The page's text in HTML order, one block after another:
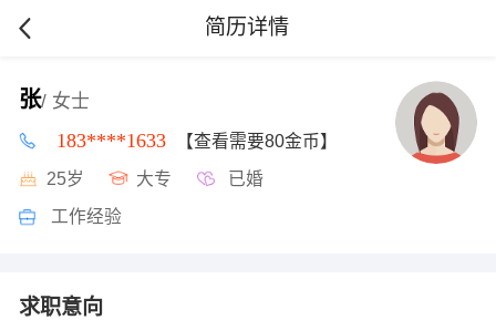
简历详情
张/ 女士
183****1633 【查看需要80金币】
25岁 大专 已婚
工作经验
求职意向